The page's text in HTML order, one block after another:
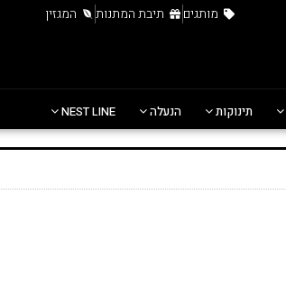
מותגים תיבת המתנות המגזין
תינוקות הנעלה NEST LINE